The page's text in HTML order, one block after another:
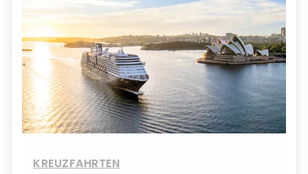
KREUZFAHRTEN